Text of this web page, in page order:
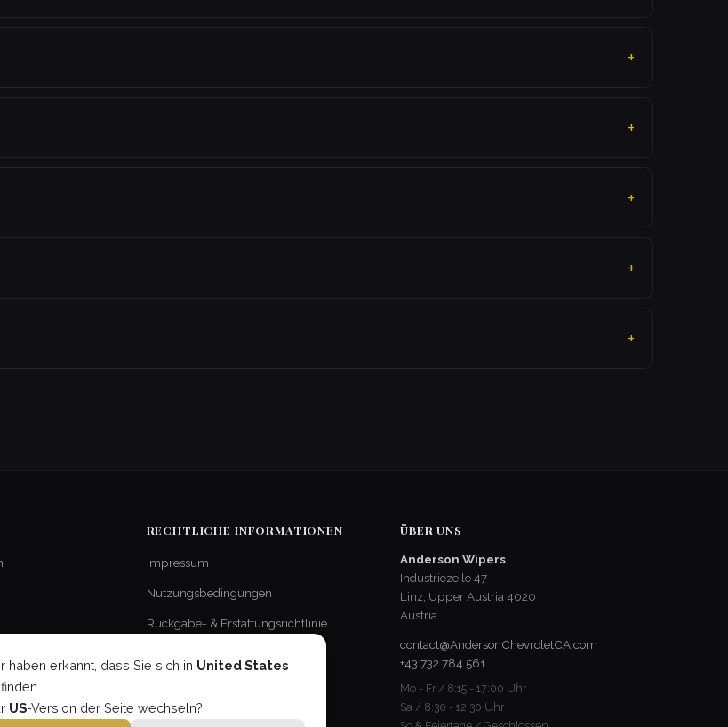
haben erkannt, dass Sie sich in United States
US-Version der Seite wechseln?
RECHTLICHE INFORMATIONEN
Impressum
Nutzungsbedingungen
Rückgabe- & Erstattungsrichtlinie
ÜBER UNS
Anderson Wipers
Industriezeile 47
Linz, Upper Austria 4020
Austria
contact@AndersonChevroletCA.com
+43 732 784 561
Mo - Fr / 8:15 - 17:00 Uhr
Sa / 8:30 - 12:30 Uhr